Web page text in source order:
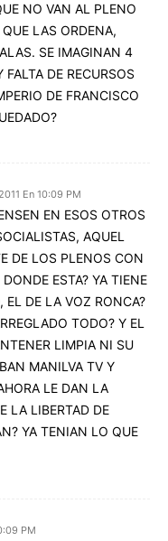
NO VAN AL PLENO
LAS ORDENA,
SE IMAGINAN 4
DE RECURSOS
DE FRANCISCO
En 10:09 PM
EN ESOS OTROS
AQUEL
DE LOS PLENOS CON
ESTA? YA TIENE
EL DE LA VOZ RONCA?
TODO? Y EL
LIMPIA NI SU
MANILVA TV Y
LE DAN LA
LA LIBERTAD DE
YA TENIAN LO QUE
PM